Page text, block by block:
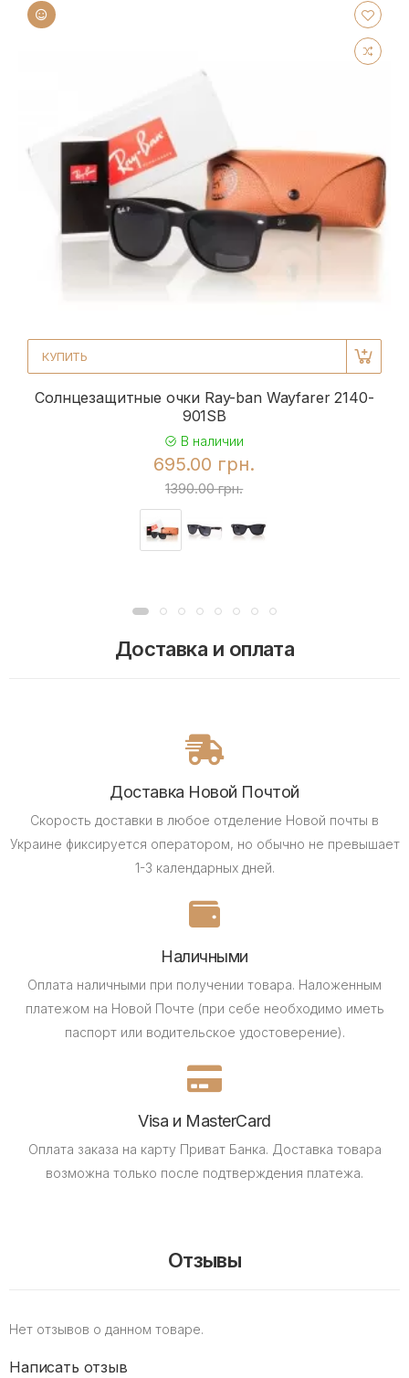
КУПИТЬ
Солнцезащитные очки Ray-ban Wayfarer 2140-
901SB
В наличии
695.00 грн.
1390.00 грн.
Доставка и оплата
Доставка Новой Почтой
Скорость доставки в любое отделение Новой почты в
Украине фиксируется оператором, но обычно не превышает
1-3 календарных дней.
Наличными
Оплата наличными при получении товара. Наложенным
платежом на Новой Почте (при себе необходимо иметь
паспорт или водительское удостоверение).
Visa и MasterCard
Оплата заказа на карту Приват Банка. Доставка товара
возможна только после подтверждения платежа.
Отзывы
Нет отзывов о данном товаре.
Написать отзыв